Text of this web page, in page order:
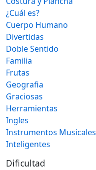
¿Cuál es?
Cuerpo Humano
Divertidas
Doble Sentido
Familia
Frutas
Geografia
Graciosas
Herramientas
Ingles
Instrumentos Musicales
Inteligentes
Dificultad